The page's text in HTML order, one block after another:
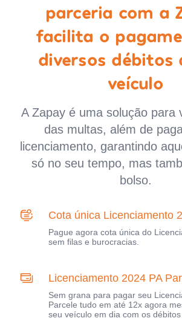
parceria com a
facilita o
diversos débitos
veículo
A Zapay é uma solução para
das multas, além de
licenciamento, garantindo
só no seu tempo, mas
bolso.
Cota única Licenciamento
Pague agora cota única do
sem filas e burocracias.
Licenciamento 2024 PA
Sem grana para pagar seu
Parcele tudo em até 12x agora
seu veículo em dia com os